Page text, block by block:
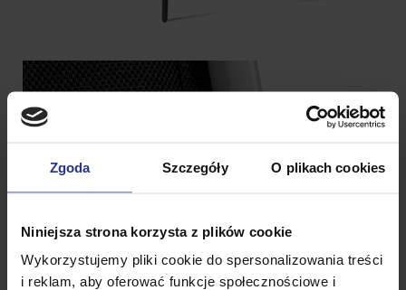
Zgoda Szczegóły O plikach cookies
Niniejsza strona korzysta z plików cookie
Wykorzystujemy pliki cookie do spersonalizowania treści
i reklam, aby oferować funkcje społecznościowe i